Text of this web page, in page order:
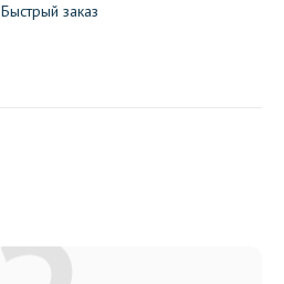
Быстрый заказ